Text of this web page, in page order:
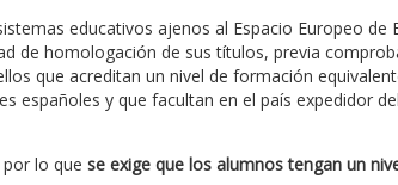
educativos ajenos al Espacio Europeo de
de homologación de sus títulos, previa
que acreditan un nivel de formación
españoles y que facultan en el país expedidor
lo que se exige que los alumnos tengan un